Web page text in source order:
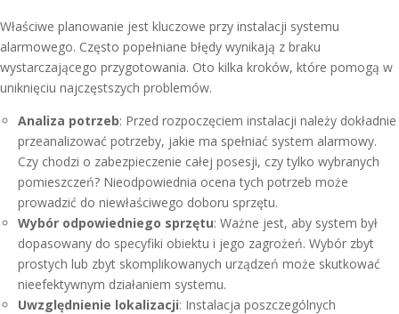
Właściwe planowanie jest kluczowe przy instalacji systemu
alarmowego. Często popełniane błędy wynikają z braku
wystarczającego przygotowania. Oto kilka kroków, które pomogą w
uniknięciu najczęstszych problemów.
Analiza potrzeb: Przed rozpoczęciem instalacji należy dokładnie
przeanalizować potrzeby, jakie ma spełniać system alarmowy.
Czy chodzi o zabezpieczenie całej posesji, czy tylko wybranych
pomieszczeń? Nieodpowiednia ocena tych potrzeb może
prowadzić do niewłaściwego doboru sprzętu.
Wybór odpowiedniego sprzętu: Ważne jest, aby system był
dopasowany do specyfiki obiektu i jego zagrożeń. Wybór zbyt
prostych lub zbyt skomplikowanych urządzeń może skutkować
nieefektywnym działaniem systemu.
Uwzględnienie lokalizacji: Instalacja poszczególnych